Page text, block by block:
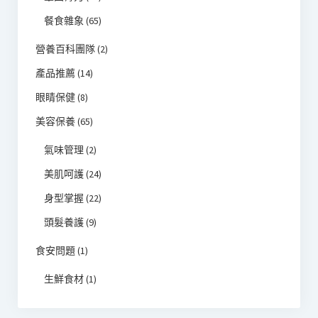
餐食雜象 (65)
營養百科團隊(2)
產品推薦(14)
眼睛保健(8)
美容保養(65)
氣味管理 (2)
美肌呵護(24)
身型掌握 (22)
頭髮養護(9)
食安問題(1)
生鮮食材(1)